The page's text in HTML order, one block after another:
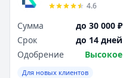
4.6
Сумма
до 30 000 ₽
Срок
до 14 дней
Одобрение
Высокое
Для новых клиентов